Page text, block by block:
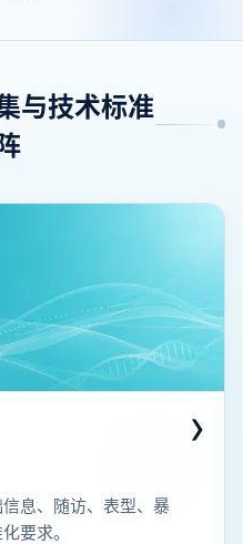
与技术标准
息、随访、表型、暴
要求。
›